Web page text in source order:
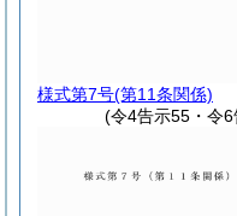
様式第7号(第11条関係)
(令4告示55・令